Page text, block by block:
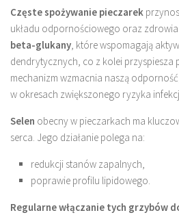
Częste spożywanie pieczarek
układu odpornościowego oraz
beta-glukany, które wspomagają
dendrytycznych, co z kolei przyspiesza
mechanizm wzmacnia naszą
w okresach zwiększonego ryzyka
Selen obecny w pieczarkach ma
serca. Jego działanie polega na:
redukcji stanów zapalnych,
poprawie profilu lipidowego.
Regularne włączanie tych grzybów